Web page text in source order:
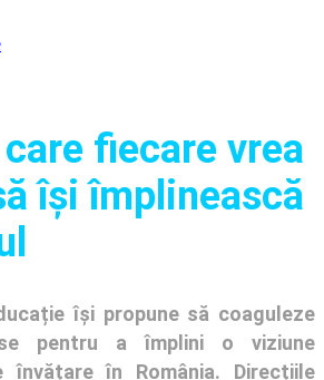
fiecare vrea
își împlinească
își propune să coaguleze
pentru a împlini o viziune
învățare în România. Direcțiile